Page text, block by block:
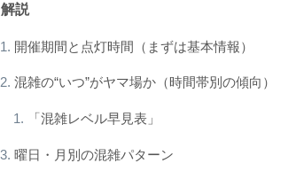
解説
開催期間と点灯時間（まずは基本情報）
混雑の“いつ”がヤマ場か（時間帯別の傾向）
「混雑レベル早見表」
曜日・月別の混雑パターン